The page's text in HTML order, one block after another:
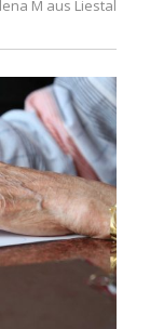
M aus Liestal